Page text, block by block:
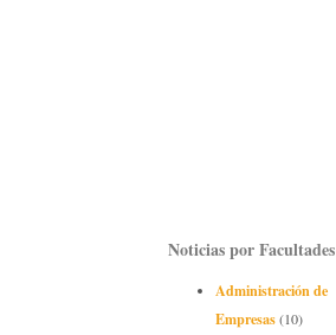
Noticias por Facultades
Administración de
Empresas(10)